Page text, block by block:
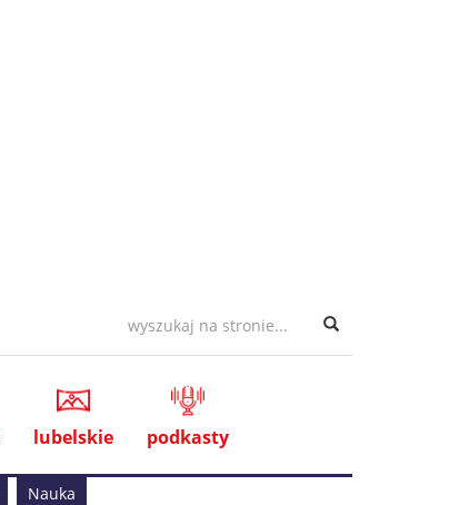
lubelskie podkasty
Nauka